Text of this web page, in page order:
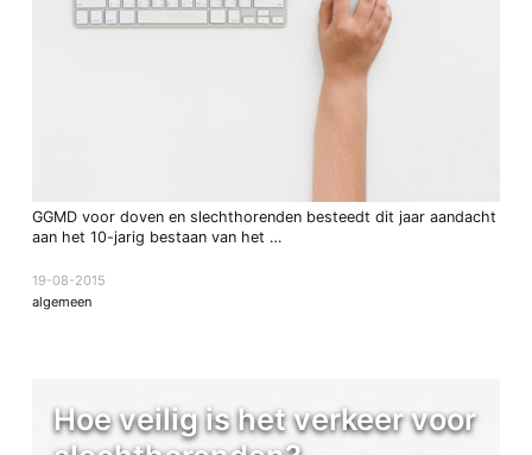
GGMD voor doven en slechthorenden besteedt dit jaar aandacht
aan het 10-jarig bestaan van het …
19-08-2015
algemeen
Hoe veilig is het verkeer voor